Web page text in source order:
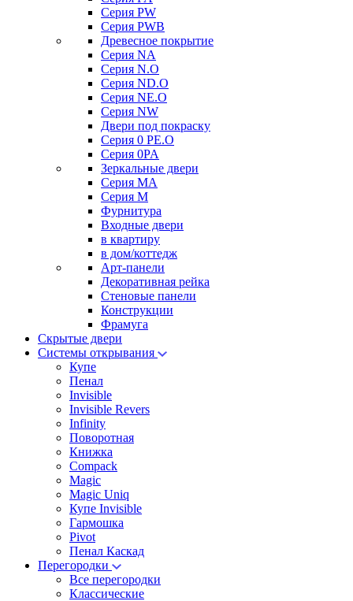
Серия PW
Серия PWB
Древесное покрытие
Серия NA
Серия N.O
Серия ND.O
Серия NE.O
Серия NW
Двери под покраску
Серия 0 PE.O
Серия 0PA
Зеркальные двери
Серия MA
Серия M
Фурнитура
Входные двери
в квартиру
в дом/коттедж
Арт-панели
Декоративная рейка
Стеновые панели
Конструкции
Фрамуга
Скрытые двери
Системы открывания
Купе
Пенал
Invisible
Invisible Revers
Infinity
Поворотная
Книжка
Compack
Magic
Magic Uniq
Купе Invisible
Гармошка
Pivot
Пенал Каскад
Перегородки
Все перегородки
Классические